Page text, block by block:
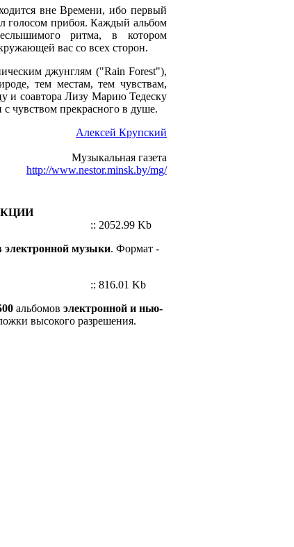
вне Времени, ибо первый
голосом прибоя. Каждый альбом
ритма, в котором
вас со всех сторон.
джунглям ("Rain Forest"),
тем местам, тем чувствам,
и соавтора Лизу Марию Тедеску
чувством прекрасного в душе.
Алексей Крупский
Музыкальная газета
http://www.nestor.minsk.by/mg/
:: 2052.99 Kb
электронной музыки. Формат -
:: 816.01 Kb
альбомов электронной и нью-
высокого разрешения.